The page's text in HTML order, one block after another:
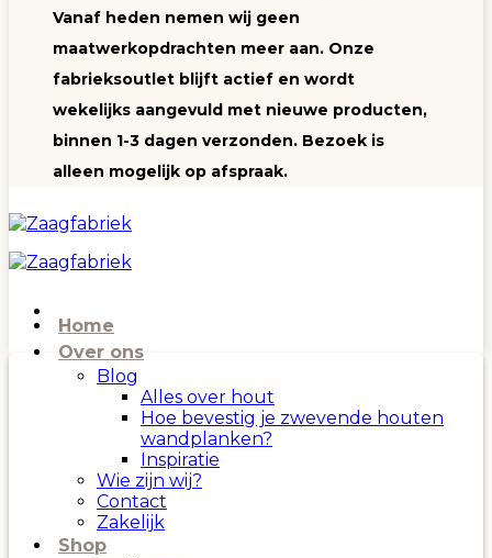
Vanaf heden nemen wij geen
maatwerkopdrachten meer aan. Onze
fabrieksoutlet blijft actief en wordt
wekelijks aangevuld met nieuwe producten,
binnen 1-3 dagen verzonden. Bezoek is
alleen mogelijk op afspraak.
Home
Over ons
Blog
Alles over hout
Hoe bevestig je zwevende houten
wandplanken?
Inspiratie
Wie zijn wij?
Contact
Zakelijk
Shop